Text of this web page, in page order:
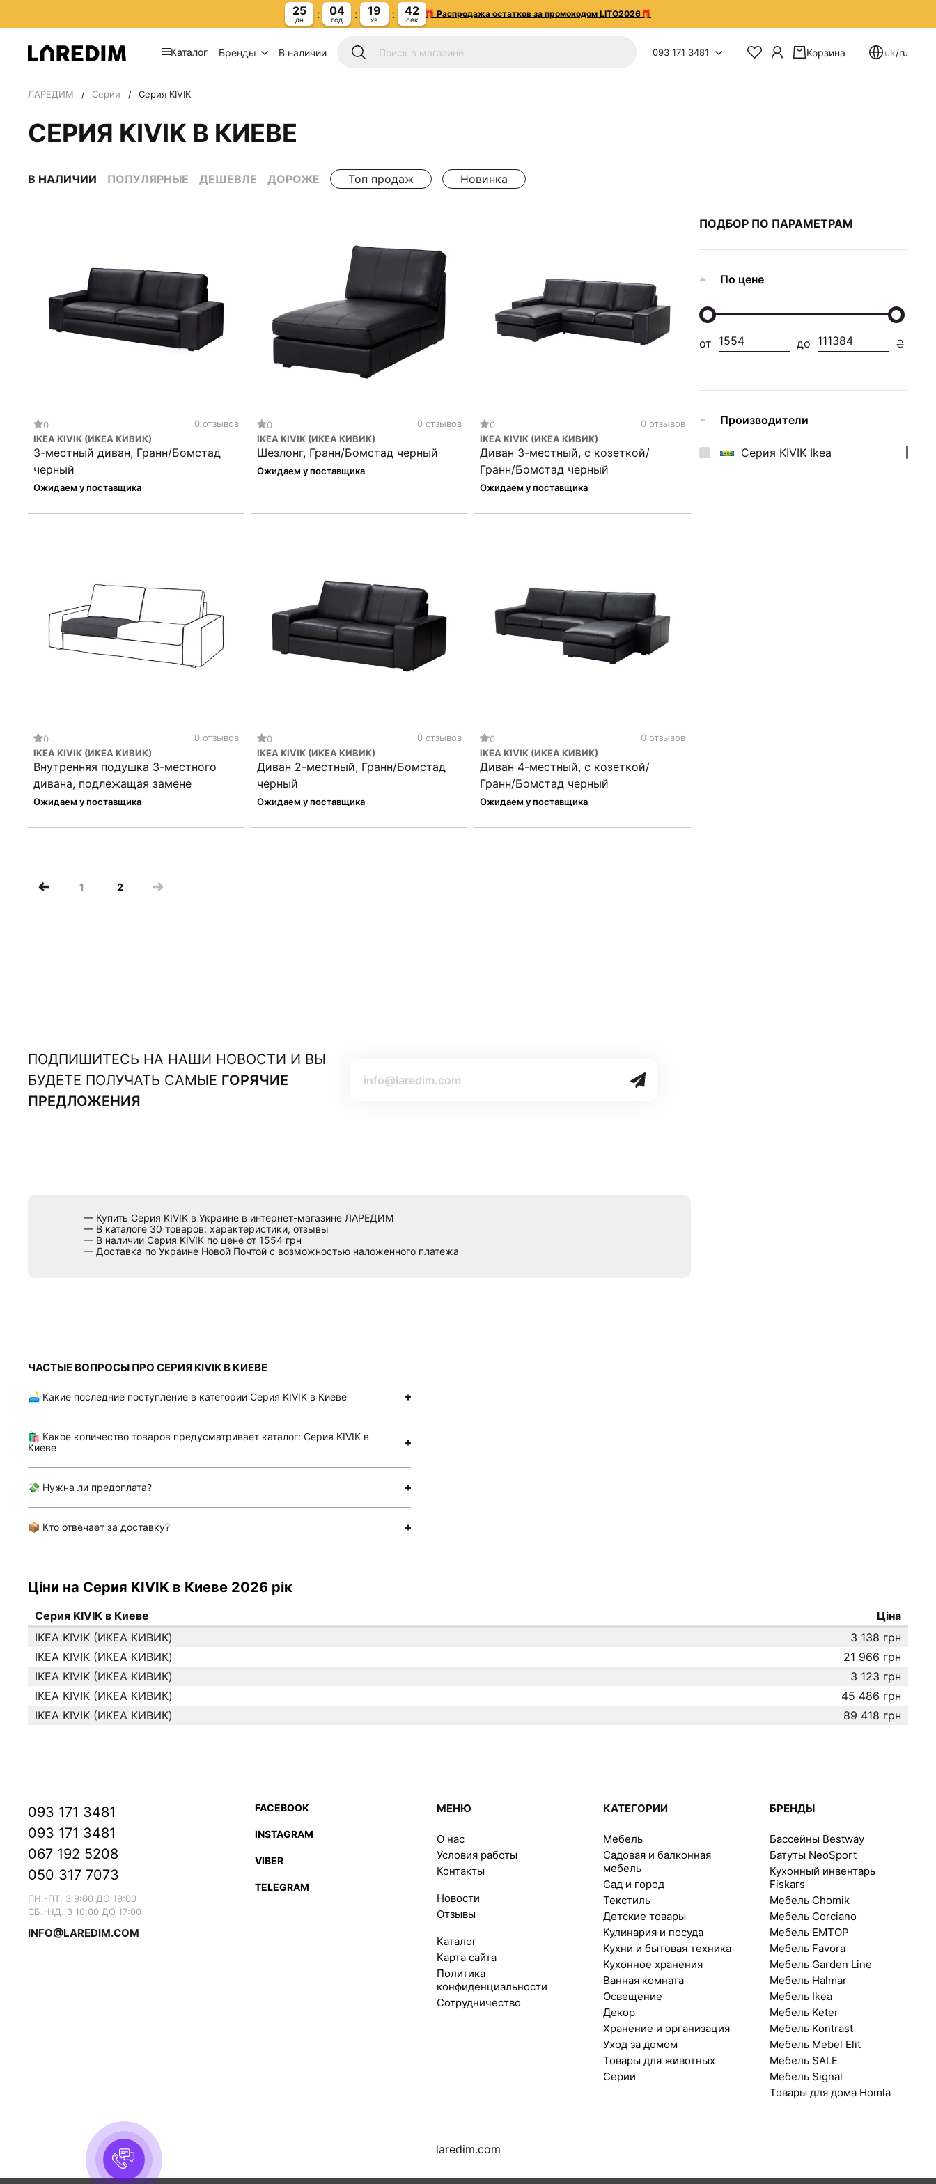
25
дн
04
год
19
хв
42
сек
🎁 Распродажа остатков за промокодом LITO2026🎁
Каталог Бренды В наличии 093 171 3481 Корзина uk/ru
ЛАРЕДИМ Серии Серия KIVIK
СЕРИЯ KIVIK В КИЕВЕ
В НАЛИЧИИ ПОПУЛЯРНЫЕ ДЕШЕВЛЕ ДОРОЖЕ Топ продаж Новинка
0
0 отзывов
IKEA KIVIK (ИКЕА КИВИК)
3-местный диван, Гранн/Бомстад
черный
Ожидаем у поставщика
0
0 отзывов
IKEA KIVIK (ИКЕА КИВИК)
Шезлонг, Гранн/Бомстад черный
Ожидаем у поставщика
0
0 отзывов
IKEA KIVIK (ИКЕА КИВИК)
Диван 3-местный, с козеткой/
Гранн/Бомстад черный
Ожидаем у поставщика
0
0 отзывов
IKEA KIVIK (ИКЕА КИВИК)
Внутренняя подушка 3-местного
дивана, подлежащая замене
Ожидаем у поставщика
0
0 отзывов
IKEA KIVIK (ИКЕА КИВИК)
Диван 2-местный, Гранн/Бомстад
черный
Ожидаем у поставщика
0
0 отзывов
IKEA KIVIK (ИКЕА КИВИК)
Диван 4-местный, с козеткой/
Гранн/Бомстад черный
Ожидаем у поставщика
1 (current)
2
ПОДБОР ПО ПАРАМЕТРАМ
По цене
от до ₴
Производители
Серия KIVIK Ikea
ПОДПИШИТЕСЬ НА НАШИ НОВОСТИ И ВЫ
БУДЕТЕ ПОЛУЧАТЬ САМЫЕ ГОРЯЧИЕ
ПРЕДЛОЖЕНИЯ
— Купить Серия KIVIK в Украине в интернет-магазине ЛАРЕДИМ
— В каталоге 30 товаров: характеристики, отзывы
— В наличии Серия KIVIK по цене от 1554 грн
— Доставка по Украине Новой Почтой с возможностью наложенного платежа
ЧАСТЫЕ ВОПРОСЫ ПРО СЕРИЯ KIVIK В КИЕВЕ
🛋 Какие последние поступление в категории Серия KIVIK в Киеве
🛍 Какое количество товаров предусматривает каталог: Серия KIVIK в
Киеве
💸 Нужна ли предоплата?
📦 Кто отвечает за доставку?
Ціни на Серия KIVIK в Киеве 2026 рік
Серия KIVIK в Киеве
Ціна
IKEA KIVIK (ИКЕА КИВИК)
3 138 грн
IKEA KIVIK (ИКЕА КИВИК)
21 966 грн
IKEA KIVIK (ИКЕА КИВИК)
3 123 грн
IKEA KIVIK (ИКЕА КИВИК)
45 486 грн
IKEA KIVIK (ИКЕА КИВИК)
89 418 грн
МЕНЮ
О нас
Условия работы
Контакты
Новости
Отзывы
Каталог
Карта сайта
Политика
конфиденциальности
Сотрудничество
КАТЕГОРИИ
Мебель
Садовая и балконная
мебель
Сад и город
Текстиль
Детские товары
Кулинария и посуда
Кухни и бытовая техника
Кухонное хранения
Ванная комната
Освещение
Декор
Хранение и организация
Уход за домом
Товары для животных
Серии
БРЕНДЫ
Бассейны Bestway
Батуты NeoSport
Кухонный инвентарь
Fiskars
Мебель Chomik
Мебель Corciano
Мебель EMTOP
Мебель Favora
Мебель Garden Line
Мебель Halmar
Мебель Ikea
Мебель Keter
Мебель Kontrast
Мебель Mebel Elit
Мебель SALE
Мебель Signal
Товары для дома Homla
093 171 3481
093 171 3481
067 192 5208
050 317 7073
ПН.-ПТ. З 9:00 ДО 19:00
СБ.-НД. З 10:00 ДО 17:00
INFO@LAREDIM.COM
FACEBOOK
INSTAGRAM
VIBER
TELEGRAM
laredim.com